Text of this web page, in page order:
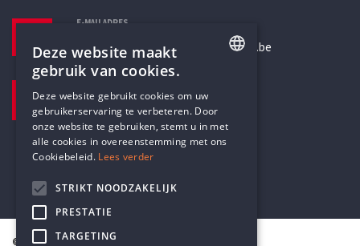
E-MAILADRES
secretariaat@humanistischverbond.be
Pottenbrug 4
Antwerpen, 2000
© Humanistisch Verbond 2026
DUTCH
Deze website maakt
gebruik van cookies.
Deze website gebruikt cookies om uw
gebruikerservaring te verbeteren. Door
onze website te gebruiken, stemt u in met
alle cookies in overeenstemming met ons
Cookiebeleid. Lees verder
STRIKT NOODZAKELIJK
PRESTATIE
TARGETING